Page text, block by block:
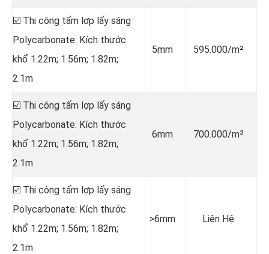
☑️ Thi công tấm lợp lấy sáng
Polycarbonate: Kích thước
khổ 1.22m; 1.56m; 1.82m;
2.1m
5mm 595.000/m²
☑️ Thi công tấm lợp lấy sáng
Polycarbonate: Kích thước
khổ 1.22m; 1.56m; 1.82m;
2.1m
6mm 700.000/m²
☑️ Thi công tấm lợp lấy sáng
Polycarbonate: Kích thước
khổ 1.22m; 1.56m; 1.82m;
2.1m
>6mm Liên Hệ